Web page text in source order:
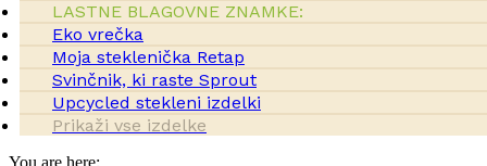
LASTNE BLAGOVNE ZNAMKE:
Eko vrečka
Moja steklenička Retap
Svinčnik, ki raste Sprout
Upcycled stekleni izdelki
Prikaži vse izdelke
You are here: